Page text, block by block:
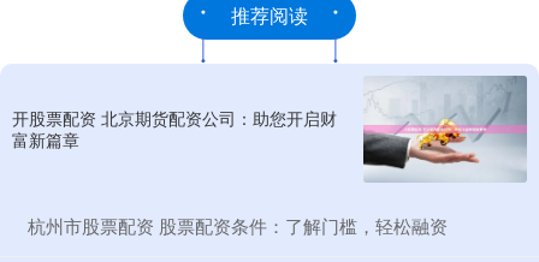
推荐阅读
开股票配资 北京期货配资公司：助您开启财
富新篇章
​杭州市股票配资 股票配资条件：了解门槛，轻松融资